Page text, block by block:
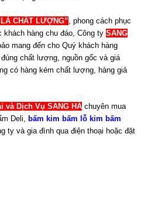
CHẤT LƯỢNG” , phong cách phục
hàng chu đáo, Công ty SANG
mang đến cho Quý khách hàng
chất lượng, nguồn gốc và giá
có hàng kém chất lượng, hàng giả
và Dịch Vụ SANG HÀ chuyên mua
Deli, bấm kim bấm lỗ kim bấm
ty và gia đình qua điện thoại hoặc đặt